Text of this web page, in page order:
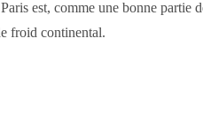
est, comme une bonne partie
froid continental.